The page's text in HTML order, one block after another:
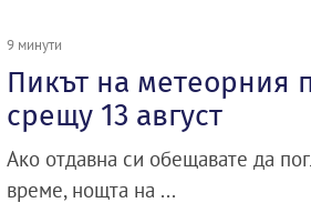
9 минути
Пикът на метеорния
срещу 13 август
Ако отдавна си обещавате да
време, нощта на ...